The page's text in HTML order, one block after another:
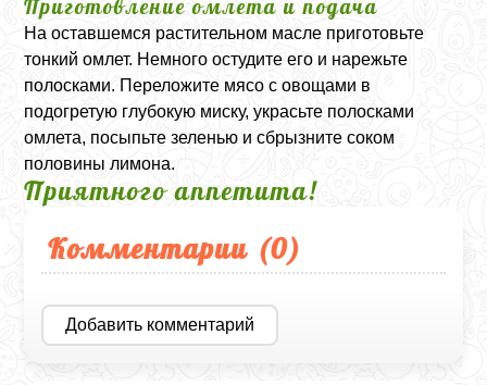
Приготовление омлета и подача
На оставшемся растительном масле приготовьте
тонкий омлет. Немного остудите его и нарежьте
полосками. Переложите мясо с овощами в
подогретую глубокую миску, украсьте полосками
омлета, посыпьте зеленью и сбрызните соком
половины лимона.
Приятного аппетита!
Комментарии (0)
Добавить комментарий